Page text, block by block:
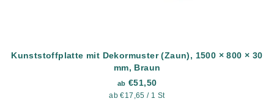
Kunststoffplatte mit Dekormuster (Zaun), 1500 × 800 × 30
mm, Braun
ab €51,50
Verkaufspreis:
ab €17,65 / 1 St